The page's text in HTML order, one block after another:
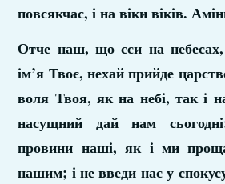
повсякчас, і на віки віків.
Отче наш, що єси на небесах,
ім’я Твоє, нехай прийде
воля Твоя, як на небі, так і
насущний дай нам
провини наші, як і ми
нашим; і не введи нас у